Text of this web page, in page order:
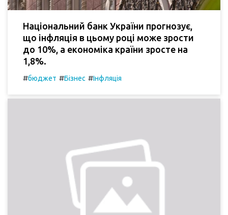
Національний банк України прогнозує,
що інфляція в цьому році може зрости
до 10%, а економіка країни зросте на
1,8%.
#бюджет #Бізнес #Інфляція